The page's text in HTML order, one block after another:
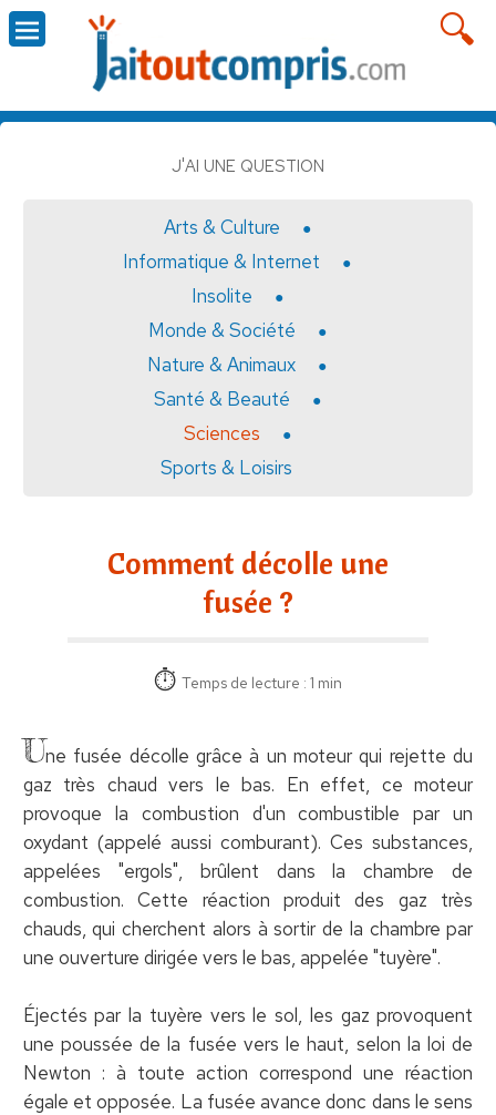
J'AI UNE QUESTION
Arts & Culture
Informatique & Internet
Insolite
Monde & Société
Nature & Animaux
Santé & Beauté
Sciences
Sports & Loisirs
Comment décolle une
fusée ?
Temps de lecture : 1 min
Une fusée décolle grâce à un moteur qui rejette du
gaz très chaud vers le bas. En effet, ce moteur
provoque la combustion d'un combustible par un
oxydant (appelé aussi comburant). Ces substances,
appelées "ergols", brûlent dans la chambre de
combustion. Cette réaction produit des gaz très
chauds, qui cherchent alors à sortir de la chambre par
une ouverture dirigée vers le bas, appelée "tuyère".
Éjectés par la tuyère vers le sol, les gaz provoquent
une poussée de la fusée vers le haut, selon la loi de
Newton : à toute action correspond une réaction
égale et opposée. La fusée avance donc dans le sens